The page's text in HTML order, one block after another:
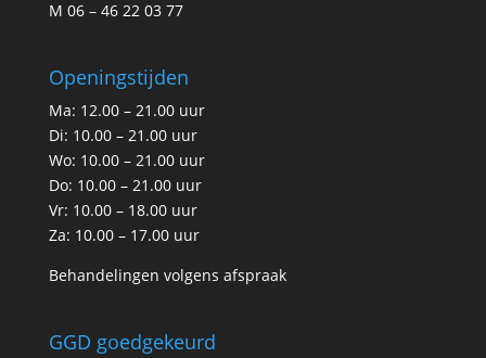
M 06 – 46 22 03 77
Openingstijden
Ma: 12.00 – 21.00 uur
Di: 10.00 – 21.00 uur
Wo: 10.00 – 21.00 uur
Do: 10.00 – 21.00 uur
Vr: 10.00 – 18.00 uur
Za: 10.00 – 17.00 uur
Behandelingen volgens afspraak
GGD goedgekeurd